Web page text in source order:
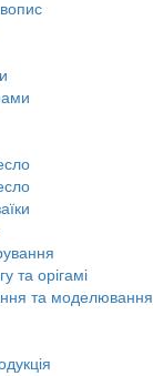
та орігамі
та моделювання